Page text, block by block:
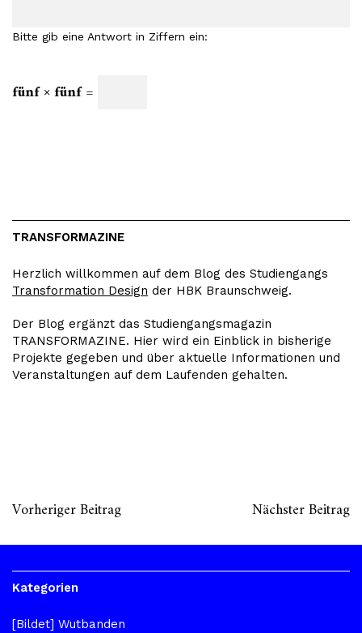
Bitte gib eine Antwort in Ziffern ein:
fünf × fünf =
TRANSFORMAZINE
Herzlich willkommen auf dem Blog des Studiengangs
Transformation Design der HBK Braunschweig.
Der Blog ergänzt das Studiengangsmagazin
TRANSFORMAZINE. Hier wird ein Einblick in bisherige
Projekte gegeben und über aktuelle Informationen und
Veranstaltungen auf dem Laufenden gehalten.
Vorheriger Beitrag Nächster Beitrag
Kategorien
[Bildet] Wutbanden